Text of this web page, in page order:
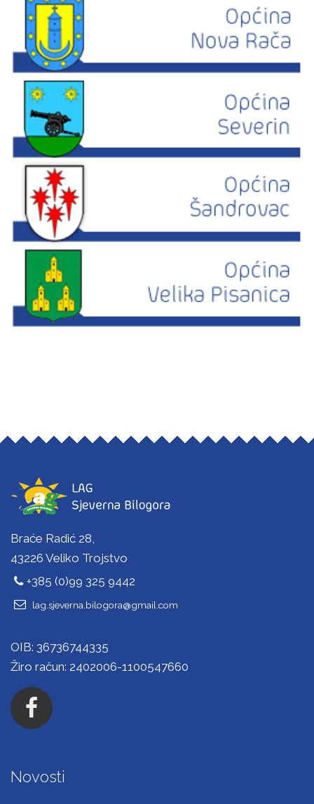
Braće Radić 28,
43226 Veliko Trojstvo
+385 (0)99 325 9442
lag.sjeverna.bilogora@gmail.com
OIB: 36736744335
Žiro račun: 2402006-1100547660
Novosti